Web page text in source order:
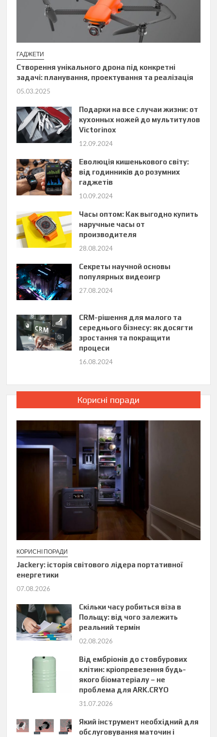
ГАДЖЕТИ
Створення унікального дрона під конкретні
задачі: планування, проектування та реалізація
05.03.2025
Подарки на все случаи жизни: от
кухонных ножей до мультитулов
Victorinox
12.09.2024
Еволюція кишенькового світу:
від годинників до розумних
гаджетів
10.09.2024
Часы оптом: Как выгодно купить
наручные часы от
производителя
28.08.2024
Секреты научной основы
популярных видеоигр
27.08.2024
CRM-рішення для малого та
середнього бізнесу: як досягти
зростання та покращити
процеси
16.08.2024
Корисні поради
КОРИСНІ ПОРАДИ
Jackery: історія світового лідера портативної
енергетики
07.08.2026
Скільки часу робиться віза в
Польщу: від чого залежить
реальний термін
02.08.2026
Від ембріонів до стовбурових
клітин: кріопревезення будь-
якого біоматеріалу – не
проблема для ARK.CRYO
31.07.2026
Який інструмент необхідний для
обслуговування маточин і